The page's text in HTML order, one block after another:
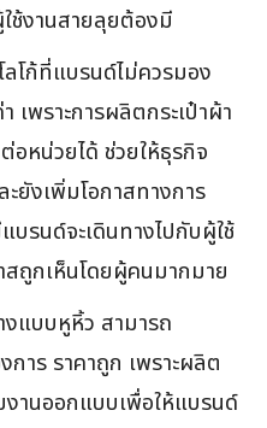
ช้งานสายลุยต้องมี
โก้ที่แบรนด์ไม่ควรมอง
เพราะการผลิตกระเป๋าผ้า
หน่วยได้ ช่วยให้ธุรกิจ
ยังเพิ่มโอกาสทางการ
บรนด์จะเดินทางไปกับผู้ใช้
ถูกเห็นโดยผู้คนมากมาย
แบบหูหิ้ว สามารถ
าร ราคาถูก เพราะผลิต
านออกแบบเพื่อให้แบรนด์